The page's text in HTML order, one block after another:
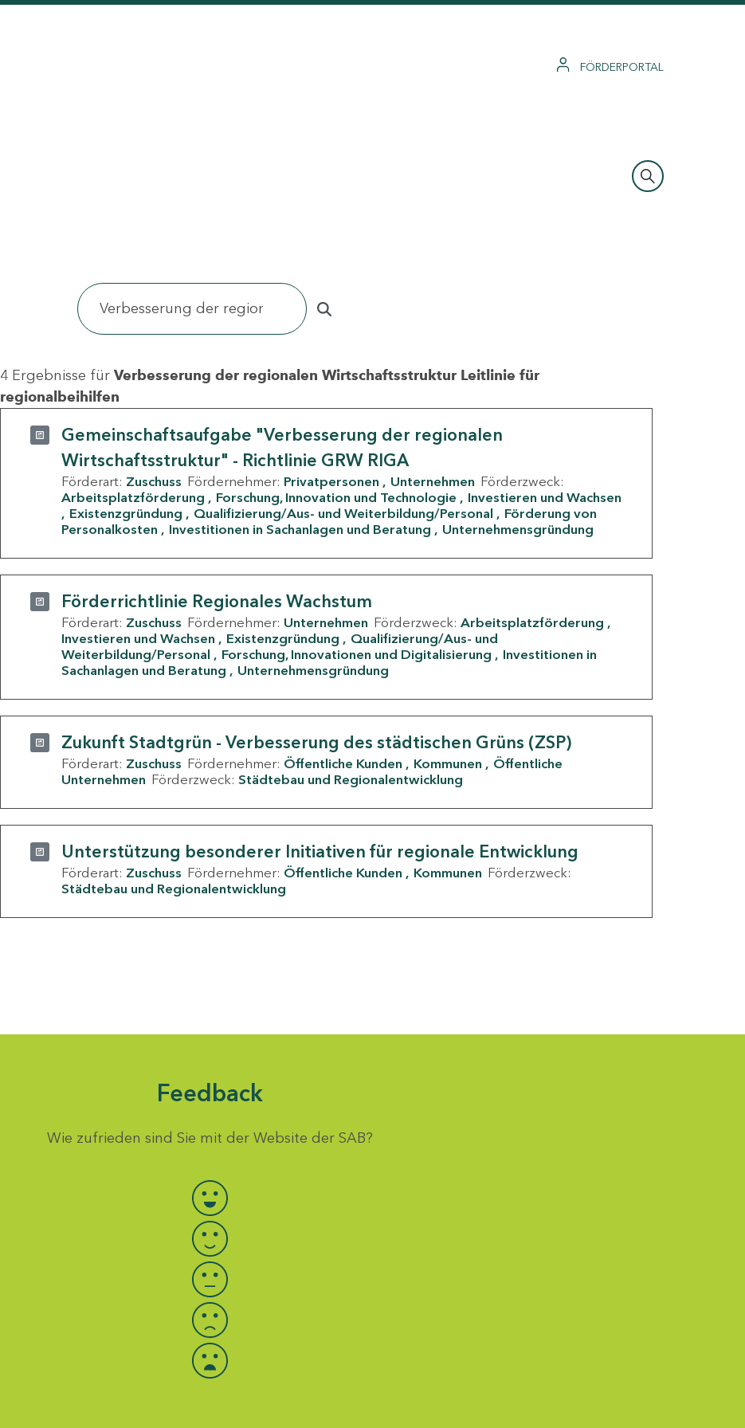
FÖRDERPORTAL
4 Ergebnisse für Verbesserung der regionalen Wirtschaftsstruktur Leitlinie für
regionalbeihilfen
Gemeinschaftsaufgabe "Verbesserung der regionalen
Wirtschaftsstruktur" - Richtlinie GRW RIGA
Förderart: Zuschuss Fördernehmer: Privatpersonen Unternehmen Förderzweck:
Arbeitsplatzförderung
Forschung, Innovation und Technologie
Investieren und Wachsen
Existenzgründung
Qualifizierung/Aus- und Weiterbildung/Personal
Förderung von
Personalkosten
Investitionen in Sachanlagen und Beratung Unternehmensgründung
Förderrichtlinie Regionales Wachstum
Förderart: Zuschuss Fördernehmer: Unternehmen Förderzweck: Arbeitsplatzförderung
Investieren und Wachsen
Existenzgründung
Qualifizierung/Aus- und
Weiterbildung/Personal
Forschung, Innovationen und Digitalisierung
Investitionen in
Sachanlagen und Beratung
Unternehmensgründung
Zukunft Stadtgrün - Verbesserung des städtischen Grüns (ZSP)
Förderart: Zuschuss Fördernehmer: Öffentliche Kunden Kommunen
Öffentliche
Unternehmen Förderzweck: Städtebau und Regionalentwicklung
Unterstützung besonderer Initiativen für regionale Entwicklung
Förderart: Zuschuss Fördernehmer: Öffentliche Kunden Kommunen Förderzweck:
Städtebau und Regionalentwicklung
Feedback
Wie zufrieden sind Sie mit der Website der SAB?
Bewertung auswählen